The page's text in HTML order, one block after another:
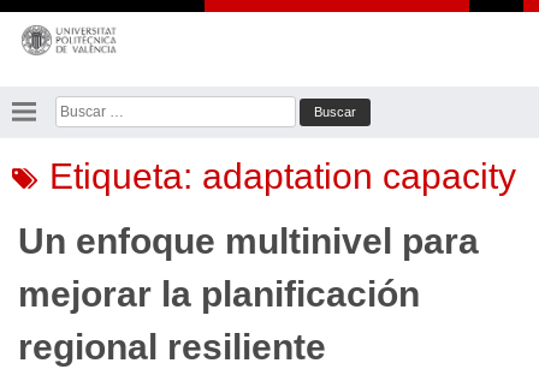
Saltar
contenido
Buscar:
Etiqueta: adaptation capacity
Un enfoque multinivel para
mejorar la planificación
regional resiliente